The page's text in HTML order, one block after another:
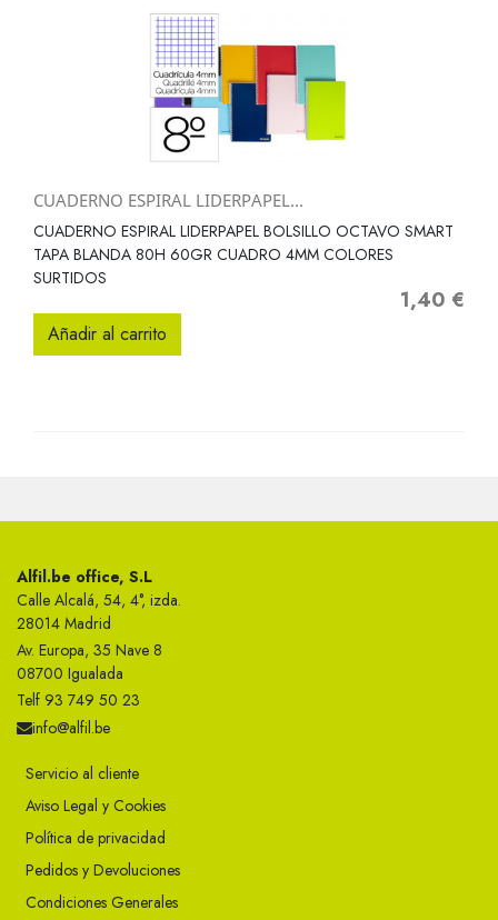
CUADERNO ESPIRAL LIDERPAPEL...
CUADERNO ESPIRAL LIDERPAPEL BOLSILLO OCTAVO SMART
TAPA BLANDA 80H 60GR CUADRO 4MM COLORES
SURTIDOS
Precio
1,40 €
Añadir al carrito
Alfil.be office, S.L
Calle Alcalá, 54, 4°, izda.
28014 Madrid
Av. Europa, 35 Nave 8
08700 Igualada
Telf 93 749 50 23
info@alfil.be
Servicio al cliente
Aviso Legal y Cookies
Política de privacidad
Pedidos y Devoluciones
Condiciones Generales